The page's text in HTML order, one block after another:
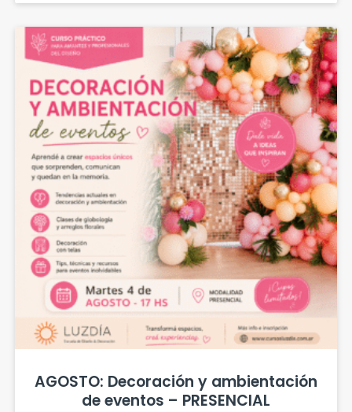
AGOSTO: Decoración y ambientación
de eventos – PRESENCIAL